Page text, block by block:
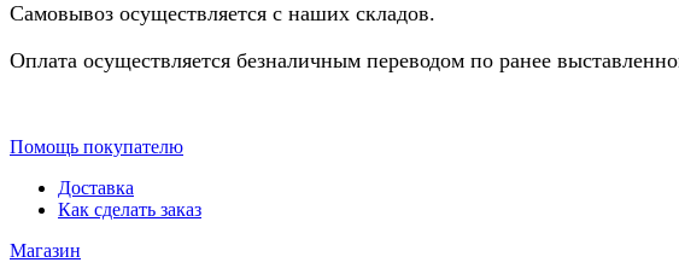
Самовывоз осуществляется с наших складов.
Оплата осуществляется безналичным переводом по ранее
Помощь покупателю
Доставка
Как сделать заказ
Магазин